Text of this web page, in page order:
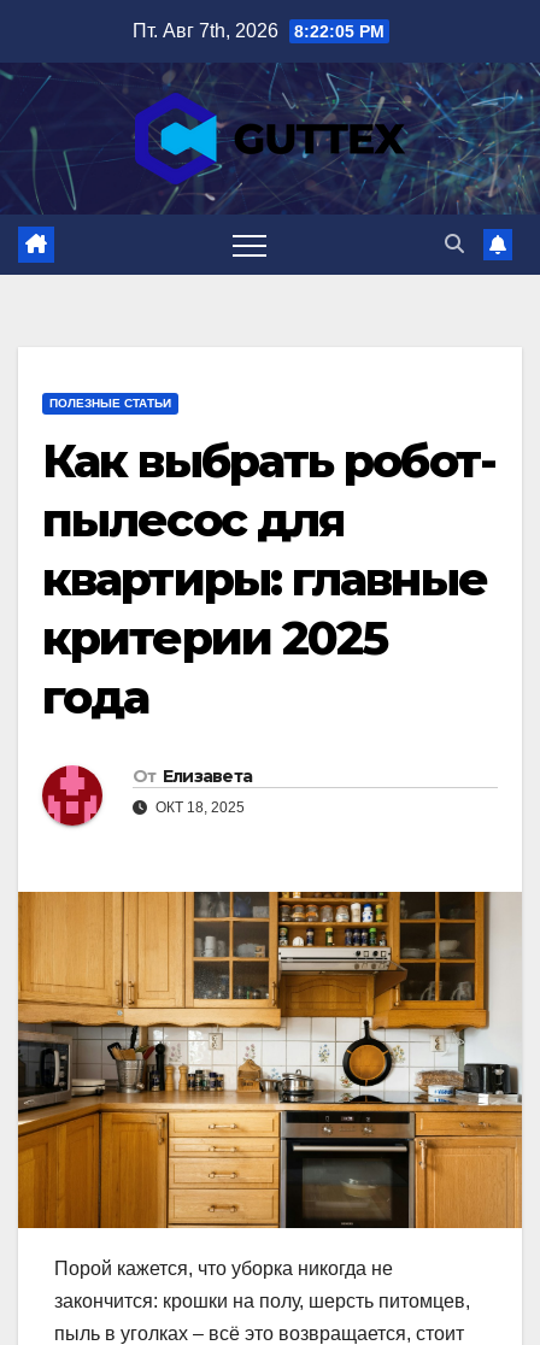
содержимому
Пт. Авг 7th, 2026 8:22:06 PM
ПОЛЕЗНЫЕ СТАТЬИ
Как выбрать робот-
пылесос для
квартиры: главные
критерии 2025
года
От Елизавета
ОКТ 18, 2025
Порой кажется, что уборка никогда не
закончится: крошки на полу, шерсть питомцев,
пыль в уголках – всё это возвращается, стоит